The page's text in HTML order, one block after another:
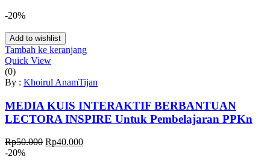
-20%
Add to wishlist
Tambah ke keranjang
Quick View
(0)
By : Khoirul AnamTijan
MEDIA KUIS INTERAKTIF BERBANTUAN
LECTORA INSPIRE Untuk Pembelajaran PPKn
Rp50.000 Harga
Rp40.000Harga
-20%